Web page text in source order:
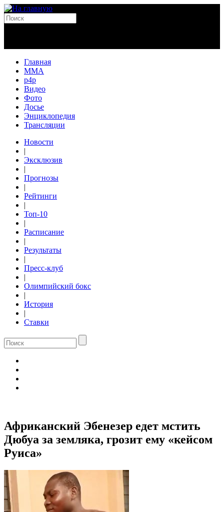
Главная
MMA
p4p
Видео
Фото
Досье
Энциклопедия
Трансляции
Новости
|
Эксклюзив
|
Прогнозы
|
Рейтинги
|
Топ-10
|
Расписание
|
Результаты
|
Пресс-клуб
|
Олимпийский бокс
|
История
|
Ставки
Африканский Эбенезер едет мстить
Дюбуа за земляка, грозит ему «кейсом
Руиса»